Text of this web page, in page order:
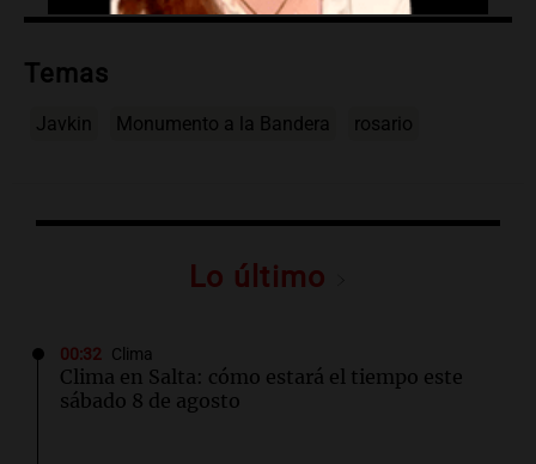
Temas
Javkin Monumento a la Bandera rosario
Lo último
00:32 Clima
Clima en Salta: cómo estará el tiempo este
sábado 8 de agosto